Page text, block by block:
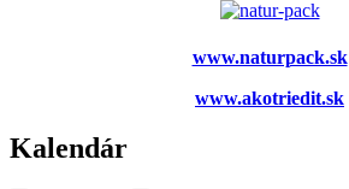
www.naturpack.sk
www.akotriedit.sk
Kalendár